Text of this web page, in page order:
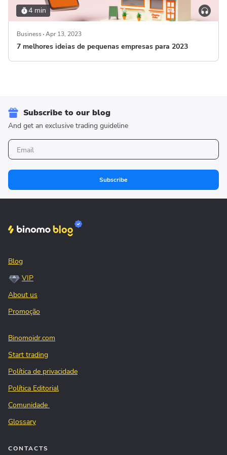
4 min
Business Apr 13, 2023
7 melhores ideias de pequenas empresas para 2023
Subscribe to our blog
And get an exclusive trading guideline
Subscribe
Blog
VIP
About us
Promoção
Binomoidr.com
Start trading
Política de privacidade
Política Editorial
Comunidade
Glossary
CONTACTS